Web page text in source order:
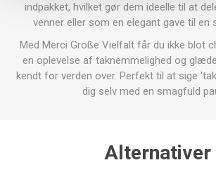
indpakket, hvilket gør dem ideelle til at
venner eller som en elegant gave til en
Med Merci Große Vielfalt får du ikke blot
en oplevelse af taknemmelighed og
kendt for verden over. Perfekt til at sige
dig selv med en smagfuld
Alternativer